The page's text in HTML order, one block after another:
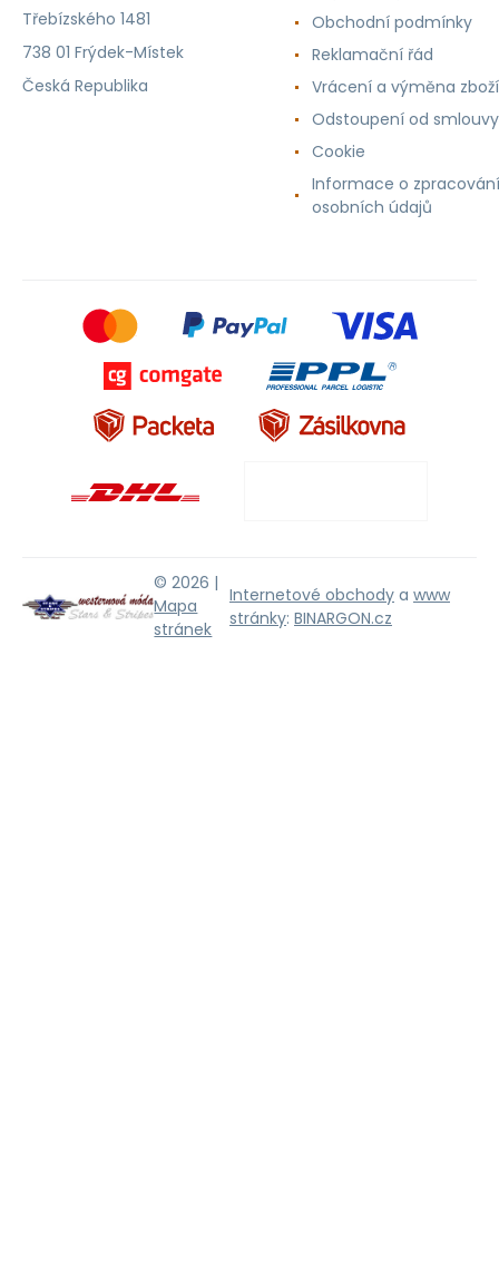
Třebízského 1481
738 01 Frýdek-Místek
Česká Republika
Obchodní podmínky
Reklamační řád
Vrácení a výměna zboží
Odstoupení od smlouvy
Cookie
Informace o zpracování
osobních údajů
© 2026 |
Mapa
stránek
Internetové obchody a www
stránky: BINARGON.cz